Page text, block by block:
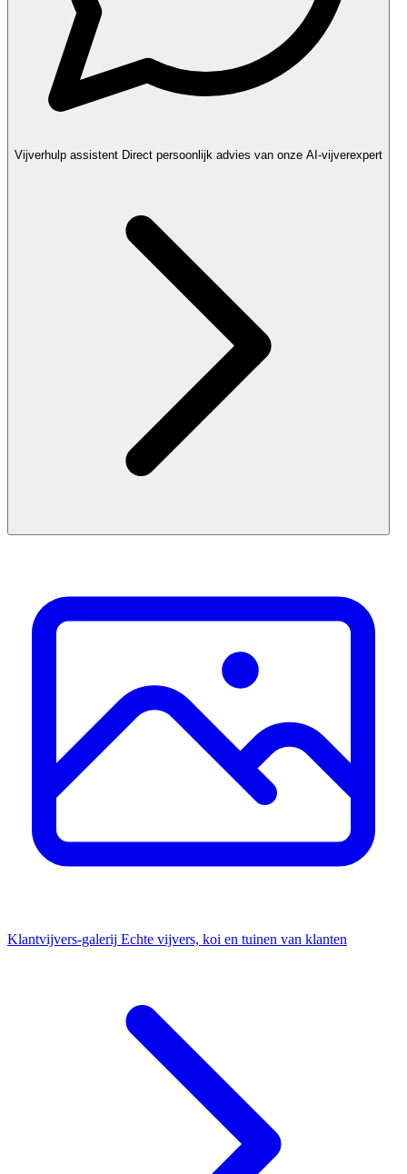
Vijverhulp assistent Direct persoonlijk advies van onze AI-vijverexpert
Klantvijvers-galerij Echte vijvers, koi en tuinen van klanten